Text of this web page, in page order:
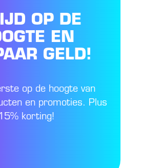
OP DE
EN
GELD!
op de hoogte van
en promoties. Plus
korting!